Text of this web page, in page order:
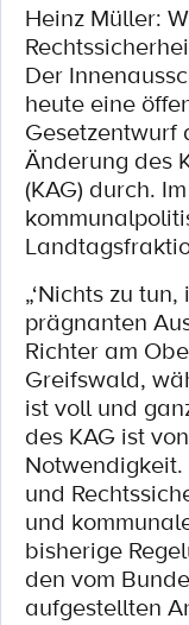
Heinz Müller:
Der
heute eine
Gesetzentwurf
Änderung des
(KAG) durch.
„‘Nichts zu
prägnanten
Richter am
Greifswald,
ist voll und
des KAG ist
und
und
bisherige
den vom
aufgestellten